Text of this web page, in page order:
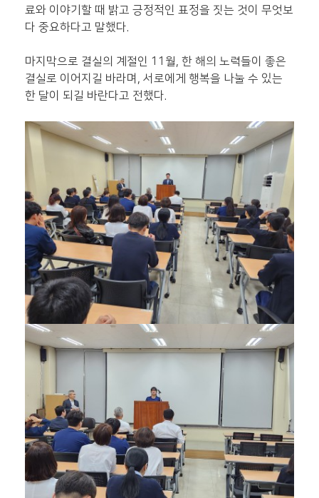
료와 이야기할 때 밝고 긍정적인 표정을 짓는 것이 무엇보
다 중요하다고 말했다.
마지막으로 결실의 계절인 11월, 한 해의 노력들이 좋은
결실로 이어지길 바라며, 서로에게 행복을 나눌 수 있는
한 달이 되길 바란다고 전했다.